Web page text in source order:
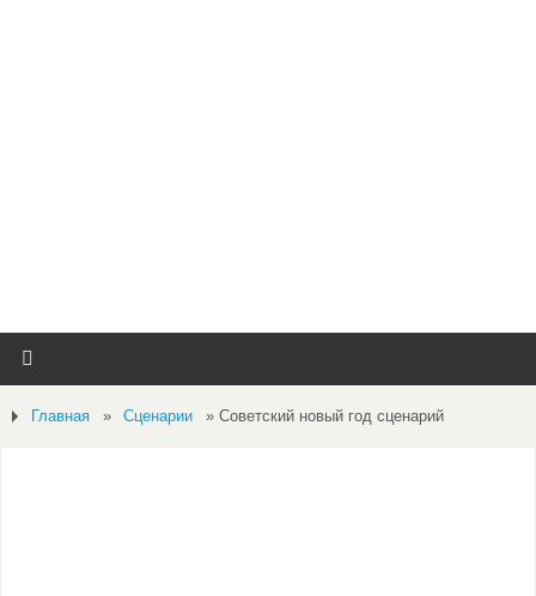
Главная » Сценарии » Советский новый год сценарий